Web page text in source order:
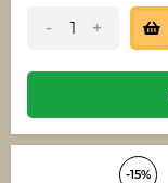
- +
-15%